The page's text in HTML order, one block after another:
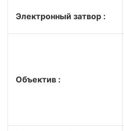
Электронный затвор :
Объектив :